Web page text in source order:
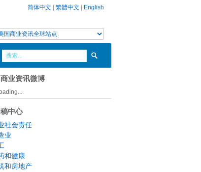
简体中文 繁體中文 English
业资讯微博
中心
社会责任
业
和健康
和房地产